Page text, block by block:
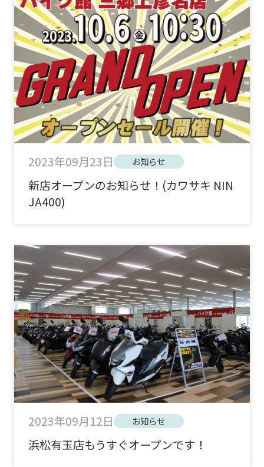
2023年09月23日 お知らせ
新店オープンのお知らせ！(カワサキ NIN
JA400)
2023年09月12日 お知らせ
浜松有玉店もうすぐオープンです！